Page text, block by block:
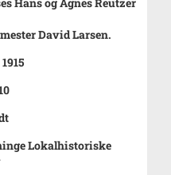
David Larsen.
Lokalhistoriske